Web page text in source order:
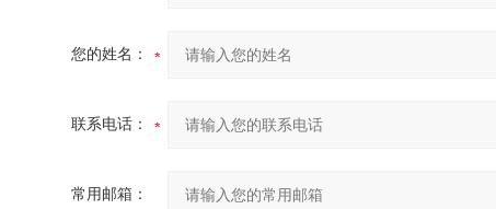
您的姓名：
联系电话：
常用邮箱：